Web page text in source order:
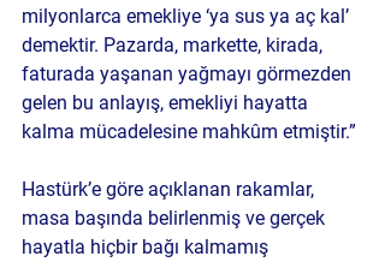
milyonlarca emekliye ‘ya sus ya aç kal’
demektir. Pazarda, markette, kirada,
faturada yaşanan yağmayı görmezden
gelen bu anlayış, emekliyi hayatta
kalma mücadelesine mahkûm etmiştir.”
Hastürk’e göre açıklanan rakamlar,
masa başında belirlenmiş ve gerçek
hayatla hiçbir bağı kalmamış